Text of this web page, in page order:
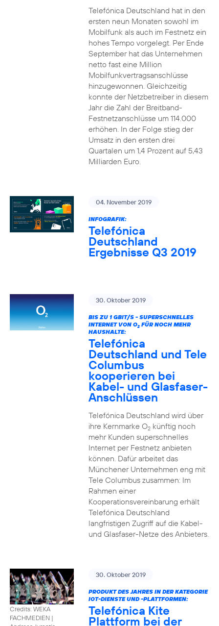
Telefónica Deutschland hat in den
ersten neun Monaten sowohl im
Mobilfunk als auch im Festnetz ein
hohes Tempo vorgelegt. Per Ende
September hat das Unternehmen
netto fast eine Million
Mobilfunkvertragsanschlüsse
hinzugewonnen. Gleichzeitig
konnte der Netzbetreiber in diesem
Jahr die Zahl der Breitband-
Festnetzanschlüsse um 114.000
erhöhen. In der Folge stieg der
Umsatz in den ersten drei
Quartalen um 1,4 Prozent auf 5,43
Milliarden Euro.
04. November 2019
INFOGRAFIK:
Telefónica
Deutschland
Ergebnisse Q3 2019
30. Oktober 2019
BIS ZU 1 GBIT/S - SUPERSCHNELLES
INTERNET VON O2FÜR NOCH MEHR
HAUSHALTE:
Telefónica
Deutschland und Tele
Columbus
kooperieren bei
Kabel- und Glasfaser-
Anschlüssen
Telefónica Deutschland wird über
ihre Kernmarke O2künftig noch
mehr Kunden superschnelles
Internet per Festnetz anbieten
können. Dafür arbeitet das
Münchener Unternehmen eng mit
Tele Columbus zusammen: Im
Rahmen einer
Kooperationsvereinbarung erhält
Telefónica Deutschland
langfristigen Zugriff auf die Kabel-
und Glasfaser-Netze des Anbieters.
Credits: WEKA
FACHMEDIEN |
30. Oktober 2019
PRODUKT DES JAHRES IN DER KATEGORIE
IOT-DIENSTE UND -PLATTFORMEN:
Telefónica Kite
Plattform bei der